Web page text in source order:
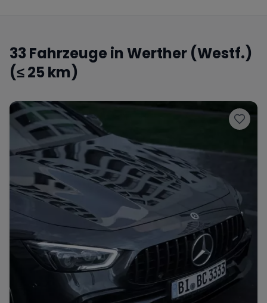
Mercedes
Porsche
McLaren Ford
Tesla Chevrolet Dodge
Wann
Zeitraum wählen
33 Fahrzeuge in Werther (Westf.)
(≤ 25 km)